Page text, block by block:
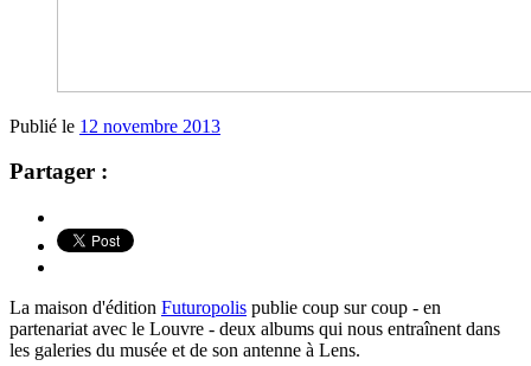
Publié le 12 novembre 2013
Partager :
La maison d'édition Futuropolis publie coup sur coup - en
partenariat avec le Louvre - deux albums qui nous entraînent dans
les galeries du musée et de son antenne à Lens.